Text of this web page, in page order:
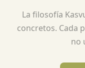
La filosofía
concretos. Cada
no